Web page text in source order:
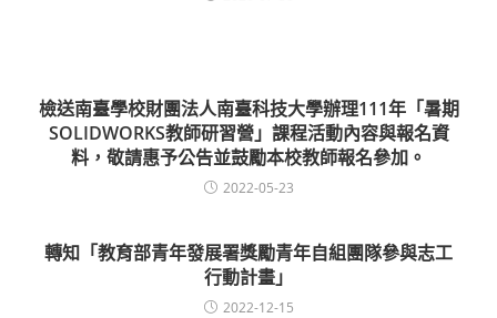
檢送南臺學校財團法人南臺科技大學辦理111年「暑期
SOLIDWORKS教師研習營」課程活動內容與報名資
料，敬請惠予公告並鼓勵本校教師報名參加。
2022-05-23
轉知「教育部青年發展署獎勵青年自組團隊參與志工
行動計畫」
2022-12-15